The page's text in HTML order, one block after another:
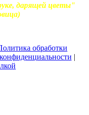
дарящей цветы"
обработки
|